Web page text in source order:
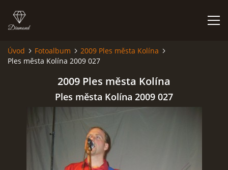
HISTORIE
Úvod Fotoalbum
2009 Ples města Kolína
Ples města Kolína 2009 027
2009 Ples města Kolína
Ples města Kolína 2009 027